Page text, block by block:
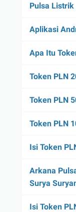
Pulsa Listrik
Aplikasi
Apa Itu
Token PLN
Token PLN
Token PLN
Isi Token
Arkana
Surya
Isi Token